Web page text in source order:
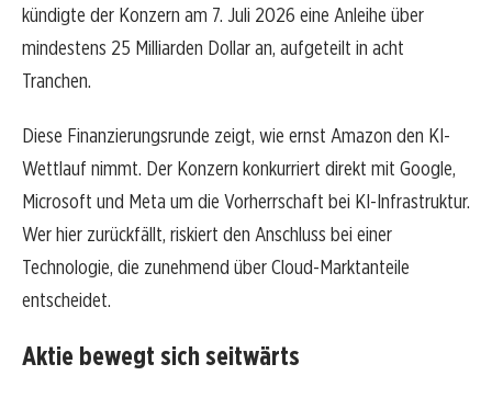
kündigte der Konzern am 7. Juli 2026 eine Anleihe über
mindestens 25 Milliarden Dollar an, aufgeteilt in acht
Tranchen.
Diese Finanzierungsrunde zeigt, wie ernst Amazon den KI-
Wettlauf nimmt. Der Konzern konkurriert direkt mit Google,
Microsoft und Meta um die Vorherrschaft bei KI-Infrastruktur.
Wer hier zurückfällt, riskiert den Anschluss bei einer
Technologie, die zunehmend über Cloud-Marktanteile
entscheidet.
Aktie bewegt sich seitwärts